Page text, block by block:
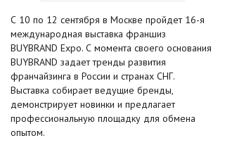
С 10 по 12 сентября в Москве пройдет 16-я
международная выставка франшиз
BUYBRAND Expo. С момента своего основания
BUYBRAND задает тренды развития
франчайзинга в России и странах СНГ.
Выставка собирает ведущие бренды,
демонстрирует новинки и предлагает
профессиональную площадку для обмена
опытом.